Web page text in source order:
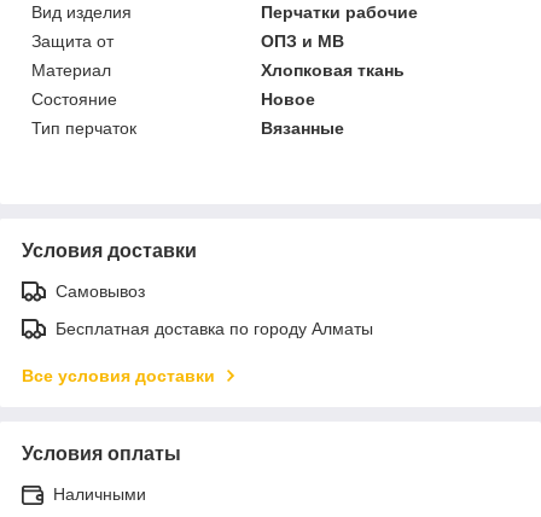
Вид изделия
Перчатки рабочие
Защита от
ОПЗ и МВ
Материал
Хлопковая ткань
Состояние
Новое
Тип перчаток
Вязанные
Условия доставки
Самовывоз
Бесплатная доставка по городу Алматы
Все условия доставки
Условия оплаты
Наличными